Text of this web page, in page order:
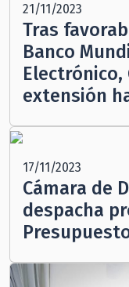
21/11/2023
Tras
Banco
Electrónico,
extensión
17/11/2023
Cámara de
despacha